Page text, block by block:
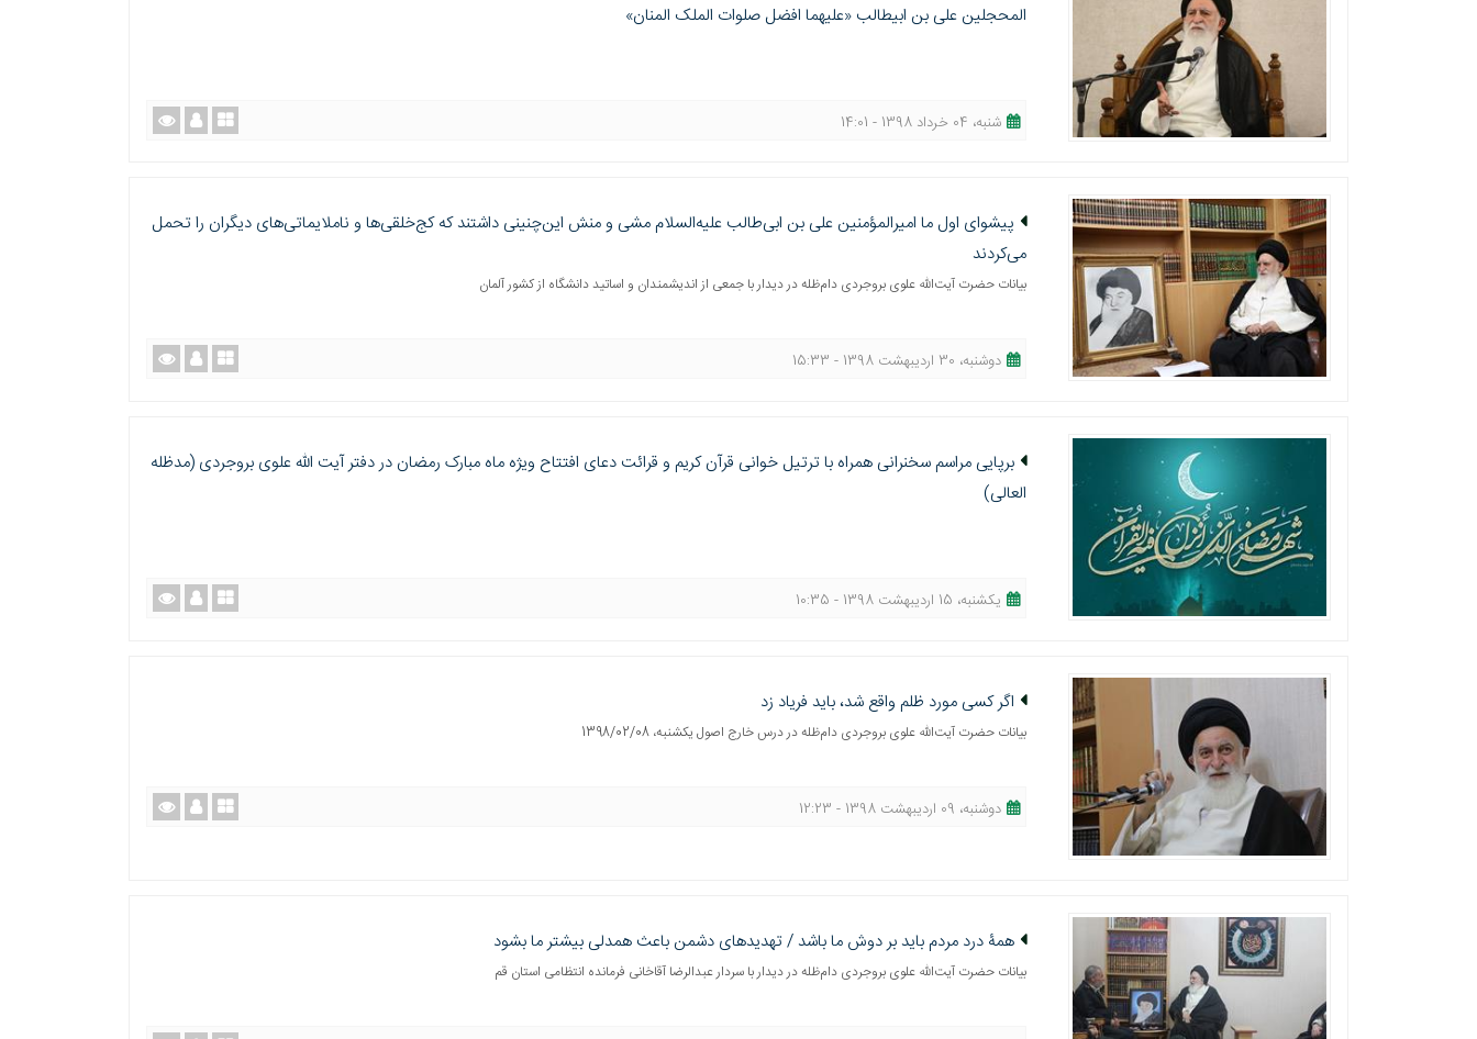
المحجلین علی بن ابیطالب «علیهما افضل صلوات الملک المنان»
شنبه، 04 خرداد 1398 - 14:01
پیشوای اول ما امیرالمؤمنین علی بن ابی‌طالب علیه‌السلام مشی و منش این‌چنینی داشتند که کج‌خلقی‌ها و ناملایماتی‌های دیگران را تحمل
می‌کردند
بیانات حضرت آیت‌الله علوی بروجردی دام‌ظله در دیدار با جمعی از اندیشمندان و اساتید دانشگاه از کشور آلمان
دوشنبه، 30 اردیبهشت 1398 - 15:33
برپایی مراسم سخنرانی همراه با ترتیل خوانی قرآن کریم و قرائت دعای افتتاح ویژه ماه مبارک رمضان در دفتر آیت الله علوی بروجردی (مدظله
العالی)
یکشنبه، 15 اردیبهشت 1398 - 10:35
اگر کسی مورد ظلم واقع شد، باید فریاد زد
بیانات حضرت آیت‌الله علوی بروجردی دام‌ظله در درس خارج اصول یکشنبه، 1398/02/08
دوشنبه، 09 اردیبهشت 1398 - 12:23
همۀ درد مردم باید بر دوش ما باشد / تهدیدهای دشمن باعث همدلی بیشتر ما بشود
بیانات حضرت آیت‌الله علوی بروجردی دام‌ظله در دیدار با سردار عبدالرضا آقاخانی فرمانده انتظامی استان قم